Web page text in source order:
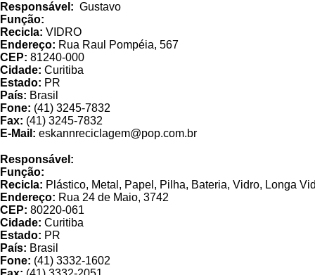
Responsável: Gustavo
Função:
Recicla: VIDRO
Endereço: Rua Raul Pompéia, 567
CEP: 81240-000
Cidade: Curitiba
Estado: PR
País: Brasil
Fone: (41) 3245-7832
Fax: (41) 3245-7832
E-Mail: eskannreciclagem@pop.com.br
Responsável:
Função:
Recicla: Plástico, Metal, Papel, Pilha, Bateria, Vidro, Longa
Endereço: Rua 24 de Maio, 3742
CEP: 80220-061
Cidade: Curitiba
Estado: PR
País: Brasil
Fone: (41) 3332-1602